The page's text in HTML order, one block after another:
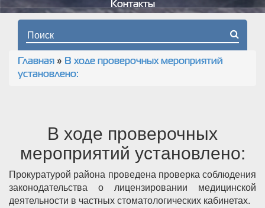
Контакты
Форма поиска
Вы здесь
Главная » В ходе проверочных мероприятий
установлено:
В ходе проверочных
мероприятий установлено:
Прокуратурой района проведена проверка соблюдения
законодательства о лицензировании медицинской
деятельности в частных стоматологических кабинетах.